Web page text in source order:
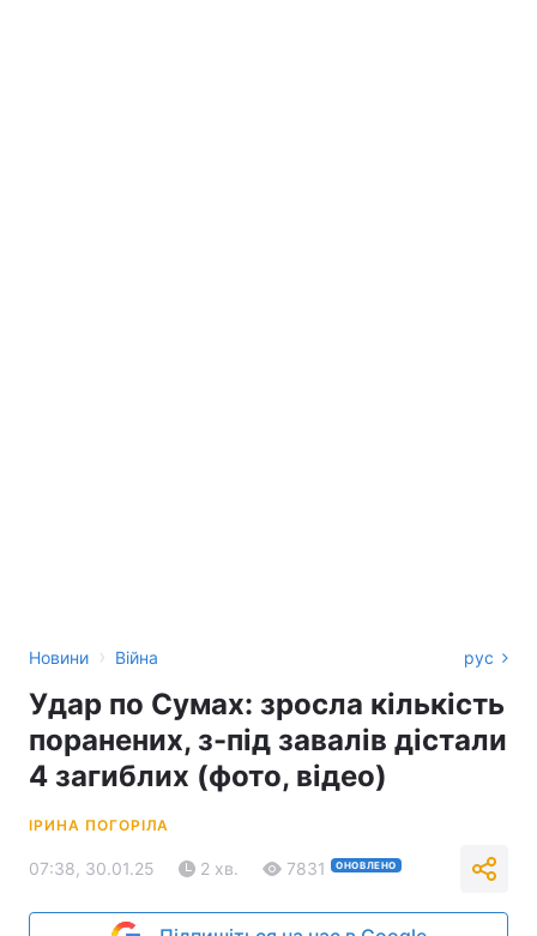
Новини › Війна рус
Удар по Сумах: зросла кількість
поранених, з-під завалів дістали
4 загиблих (фото, відео)
ІРИНА ПОГОРІЛА
07:38, 30.01.25 2 хв. 7831 ОНОВЛЕНО